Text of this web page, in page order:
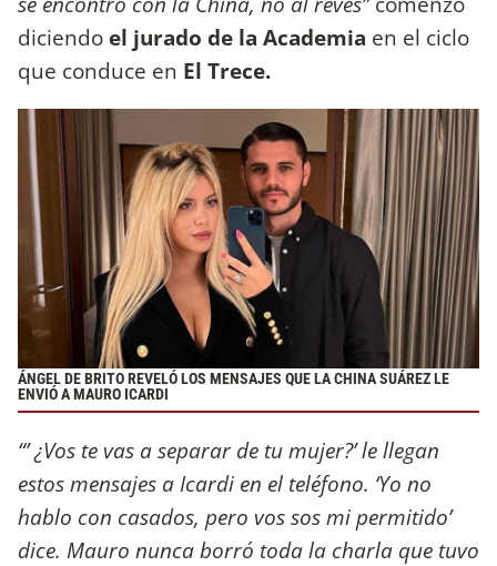
diciendo el jurado de la Academia en el ciclo
que conduce en El Trece.
ÁNGEL DE BRITO REVELÓ LOS MENSAJES QUE LA CHINA SUÁREZ LE
ENVIÓ A MAURO ICARDI
“’ ¿Vos te vas a separar de tu mujer?’ le llegan
estos mensajes a Icardi en el teléfono. ‘Yo no
hablo con casados, pero vos sos mi permitido’
dice. Mauro nunca borró toda la charla que tuvo